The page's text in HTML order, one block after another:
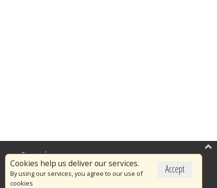
Accept
Cookies help us deliver our services.
By using our services, you agree to our use of
cookies
Επικαιρότητα
Το Πυροσβεστικό Σώμα